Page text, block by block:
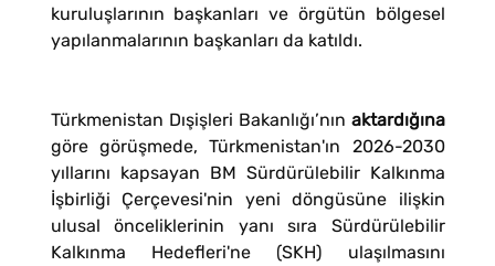
kuruluşlarının başkanları ve örgütün bölgesel
yapılanmalarının başkanları da katıldı.
Türkmenistan Dışişleri Bakanlığı’nın aktardığına
göre görüşmede, Türkmenistan'ın 2026-2030
yıllarını kapsayan BM Sürdürülebilir Kalkınma
İşbirliği Çerçevesi'nin yeni döngüsüne ilişkin
ulusal önceliklerinin yanı sıra Sürdürülebilir
Kalkınma Hedefleri'ne (SKH) ulaşılmasını